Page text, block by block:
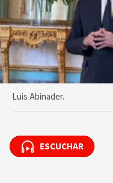
Luis Abinader.
ESCUCHAR
ESCUCHAR